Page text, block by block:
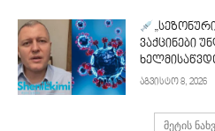
ვაქცინები
აგვისტო 8, 2026
მეტის